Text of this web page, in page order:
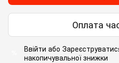
Оплата
Ввійти або
накопичувальної знижки